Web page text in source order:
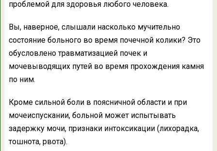
проблемой для здоровья любого человека.
Вы, наверное, слышали насколько мучительно
состояние больного во время почечной колики? Это
обусловлено травматизацией почек и
мочевыводящих путей во время прохождения камня
по ним.
Кроме сильной боли в поясничной области и при
мочеиспускании, больной может испытывать
задержку мочи, признаки интоксикации (лихорадка,
тошнота, рвота).